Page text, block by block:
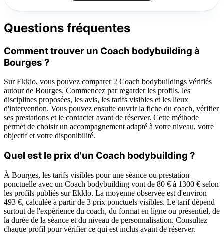
Questions fréquentes
Comment trouver un Coach bodybuilding à
Bourges ?
Sur Ekklo, vous pouvez comparer 2 Coach bodybuildings vérifiés
autour de Bourges. Commencez par regarder les profils, les
disciplines proposées, les avis, les tarifs visibles et les lieux
d'intervention. Vous pouvez ensuite ouvrir la fiche du coach, vérifier
ses prestations et le contacter avant de réserver. Cette méthode
permet de choisir un accompagnement adapté à votre niveau, votre
objectif et votre disponibilité.
Quel est le prix d'un Coach bodybuilding ?
À Bourges, les tarifs visibles pour une séance ou prestation
ponctuelle avec un Coach bodybuilding vont de 80 € à 1300 € selon
les profils publiés sur Ekklo. La moyenne observée est d'environ
493 €, calculée à partir de 3 prix ponctuels visibles. Le tarif dépend
surtout de l'expérience du coach, du format en ligne ou présentiel, de
la durée de la séance et du niveau de personnalisation. Consultez
chaque profil pour vérifier ce qui est inclus avant de réserver.